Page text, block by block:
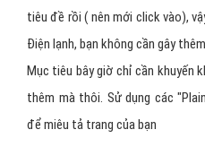
tiêu đề rồi ( nên mới click vào),
Điện lạnh, bạn không cần gây
Mục tiêu bây giờ chỉ cần khuyến
thêm mà thôi. Sử dụng các
để miêu tả trang của bạn